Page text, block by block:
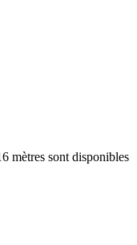
mètres sont disponibles